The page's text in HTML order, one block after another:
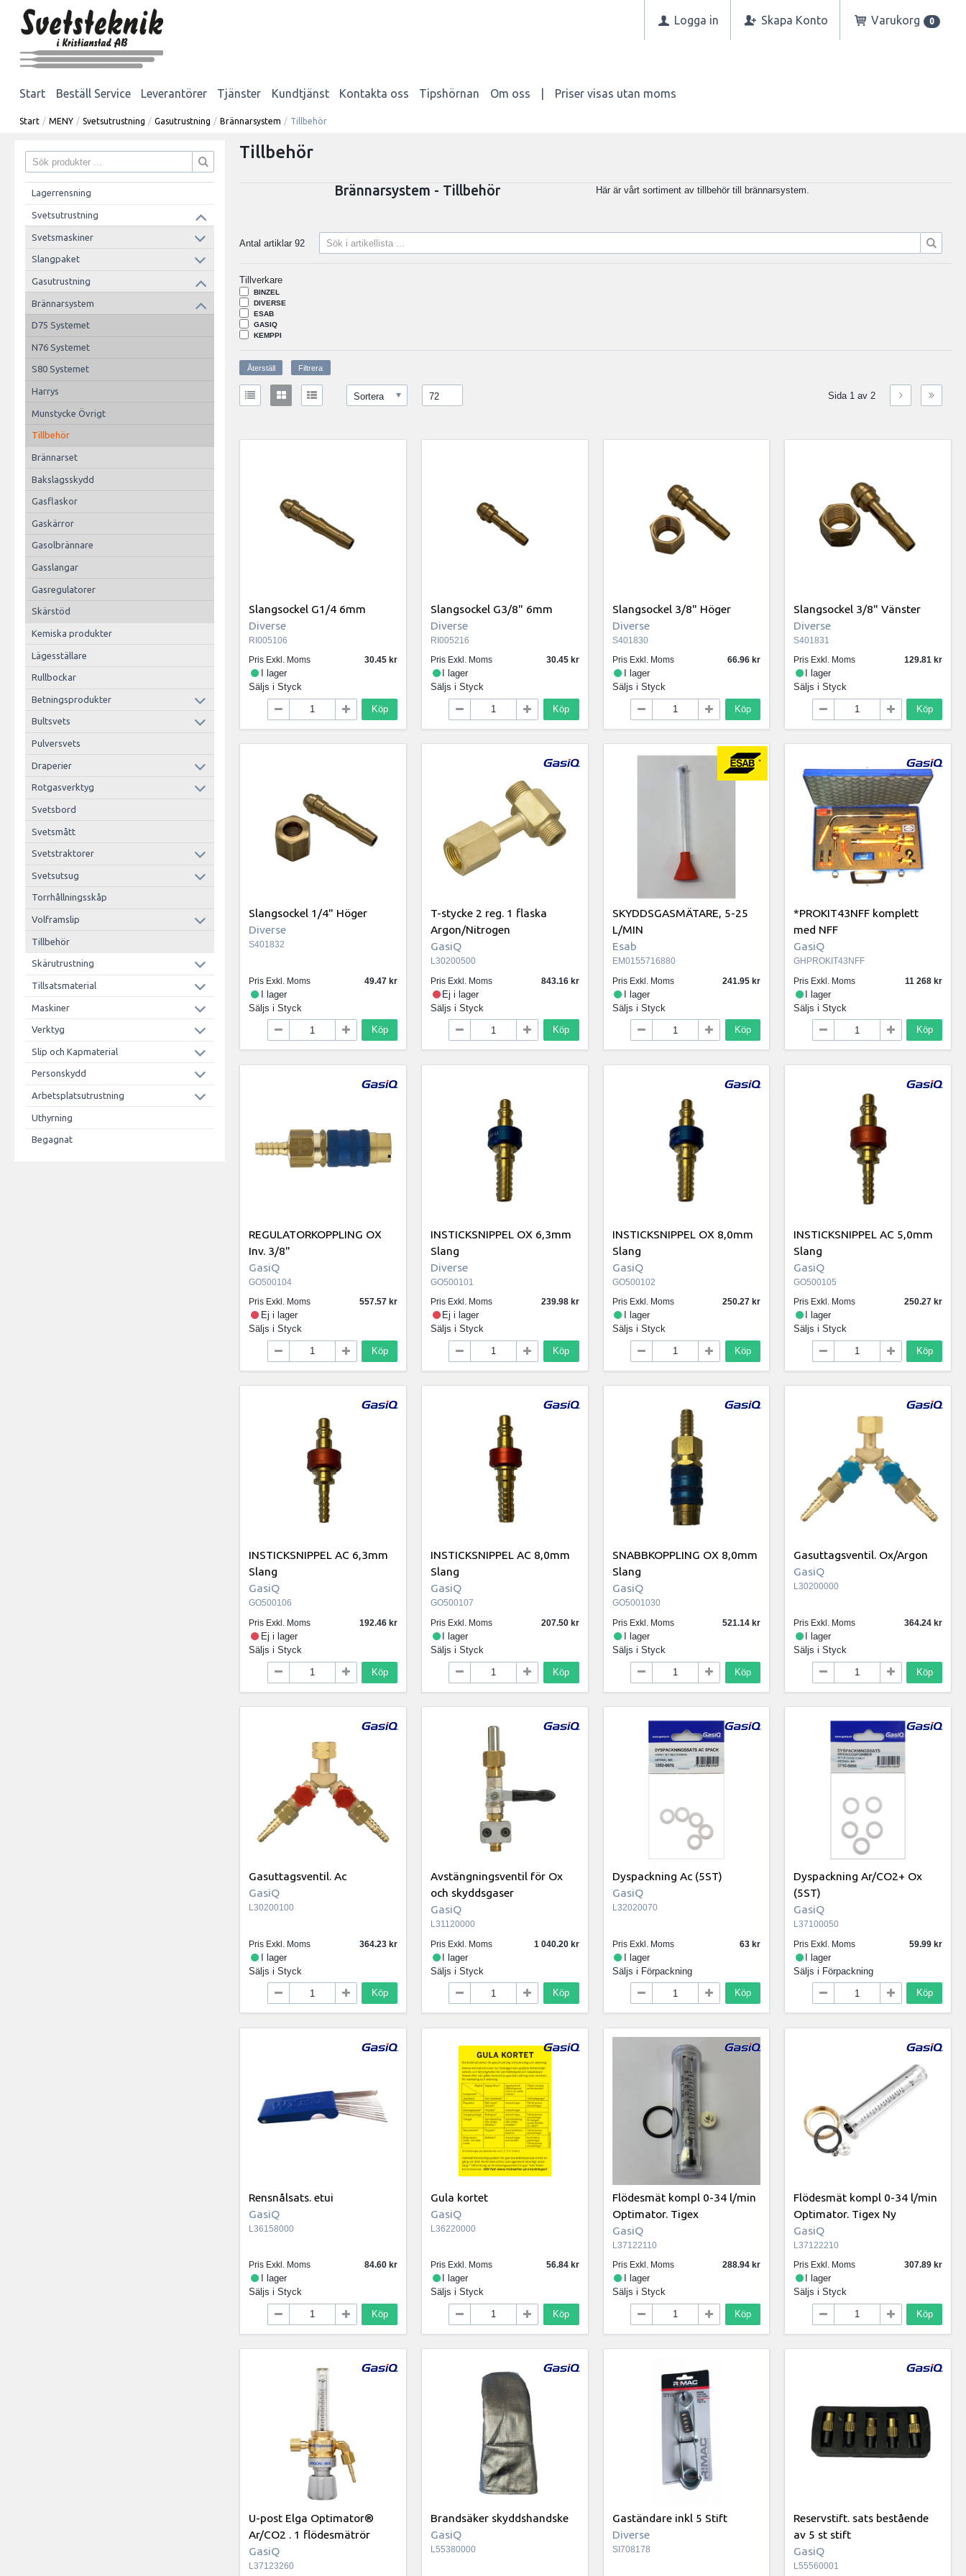
Logga in Skapa Konto Varukorg 0
Start Beställ Service Leverantörer Tjänster Kundtjänst Kontakta oss Tipshörnan Om oss Priser visas utan moms
Start / MENY / Svetsutrustning / Gasutrustning / Brännarsystem / Tillbehör
Lagerrensning
Svetsutrustning
Svetsmaskiner
Slangpaket
Gasutrustning
Brännarsystem
D75 Systemet
N76 Systemet
S80 Systemet
Harrys
Munstycke Övrigt
Tillbehör
Brännarset
Bakslagsskydd
Gasflaskor
Gaskärror
Gasolbrännare
Gasslangar
Gasregulatorer
Skärstöd
Kemiska produkter
Lägesställare
Rullbockar
Betningsprodukter
Bultsvets
Pulversvets
Draperier
Rotgasverktyg
Svetsbord
Svetsmått
Svetstraktorer
Svetsutsug
Torrhållningsskåp
Volframslip
Tillbehör
Skärutrustning
Tillsatsmaterial
Maskiner
Verktyg
Slip och Kapmaterial
Personskydd
Arbetsplatsutrustning
Uthyrning
Begagnat
Tillbehör
Brännarsystem - Tillbehör Här är vårt sortiment av tillbehör till brännarsystem.
Antal artiklar92
Tillverkare
BINZEL
DIVERSE
ESAB
GASIQ
KEMPPI
Sortera 72 Sida 1 av 2
Slangsockel G1/4 6mm
Diverse
RI005106
Pris Exkl. Moms
30.45
I lager
Säljs iStyck
Köp
Slangsockel G3/8" 6mm
Diverse
RI005216
Pris Exkl. Moms
30.45
I lager
Säljs i Styck
Köp
Slangsockel 3/8" Höger
Diverse
S401830
Pris Exkl. Moms
66.96
I lager
Säljs i Styck
Köp
Slangsockel 3/8" Vänster
Diverse
S401831
Pris Exkl. Moms
129.81
I lager
Säljs iStyck
Köp
Slangsockel 1/4" Höger
Diverse
S401832
Pris Exkl. Moms 49.47
I lager
Säljs iStyck
Köp
T-stycke 2 reg. 1 flaska
Argon/Nitrogen
GasiQ
L30200500
Pris Exkl. Moms
843.16
Ej i lager
Säljs i Styck
Köp
SKYDDSGASMÄTARE, 5-25
L/MIN
Esab
EM0155716880
Pris Exkl. Moms
241.95
I lager
Säljs i Styck
Köp
*PROKIT43NFF komplett
med NFF
GasiQ
GHPROKIT43NFF
Pris Exkl. Moms
11 268
I lager
Säljs iStyck
Köp
REGULATORKOPPLING OX
Inv. 3/8"
GasiQ
GO500104
Pris Exkl. Moms
557.57
Ej i lager
Säljs iStyck
Köp
INSTICKSNIPPEL OX 6,3mm
Slang
Diverse
GO500101
Pris Exkl. Moms
239.98
Ej i lager
Säljs i Styck
Köp
INSTICKSNIPPEL OX 8,0mm
Slang
GasiQ
GO500102
Pris Exkl. Moms
250.27
I lager
Säljs i Styck
Köp
INSTICKSNIPPEL AC 5,0mm
Slang
GasiQ
GO500105
Pris Exkl. Moms
250.27
I lager
Säljs iStyck
Köp
INSTICKSNIPPEL AC 6,3mm
Slang
GasiQ
GO500106
Pris Exkl. Moms
192.46
Ej i lager
Säljs iStyck
Köp
INSTICKSNIPPEL AC 8,0mm
Slang
GasiQ
GO500107
Pris Exkl. Moms
207.50
I lager
Säljs i Styck
Köp
SNABBKOPPLING OX 8,0mm
Slang
GasiQ
GO5001030
Pris Exkl. Moms
521.14
I lager
Säljs i Styck
Köp
Gasuttagsventil. Ox/Argon
GasiQ
L30200000
Pris Exkl. Moms 364.24
I lager
Säljs iStyck
Köp
Gasuttagsventil. Ac
GasiQ
L30200100
Pris Exkl. Moms 364.23
I lager
Säljs iStyck
Köp
Avstängningsventil för Ox
och skyddsgaser
GasiQ
L31120000
Pris Exkl. Moms
1 040.20
I lager
Säljs i Styck
Köp
Dyspackning Ac (5ST)
GasiQ
L32020070
Pris Exkl. Moms 63
I lager
Säljs i Förpackning
Köp
Dyspackning Ar/CO2+ Ox
(5ST)
GasiQ
L37100050
Pris Exkl. Moms
59.99
I lager
Säljs i Förpackning
Köp
Rensnålsats. etui
GasiQ
L36158000
Pris Exkl. Moms 84.60
I lager
Säljs iStyck
Köp
Gula kortet
GasiQ
L36220000
Pris Exkl. Moms 56.84
I lager
Säljs i Styck
Köp
Flödesmät kompl 0-34 l/min
Optimator. Tigex
GasiQ
L37122110
Pris Exkl. Moms
288.94
I lager
Säljs i Styck
Köp
Flödesmät kompl 0-34 l/min
Optimator. Tigex Ny
GasiQ
L37122210
Pris Exkl. Moms
307.89
I lager
Säljs iStyck
Köp
U-post Elga Optimator®
Ar/CO2 . 1 flödesmätrör
GasiQ
L37123260
Brandsäker skyddshandske
GasiQ
L55380000
Gaständare inkl 5 Stift
Diverse
SI708178
Reservstift. sats bestående
av 5 st stift
GasiQ
L55560001